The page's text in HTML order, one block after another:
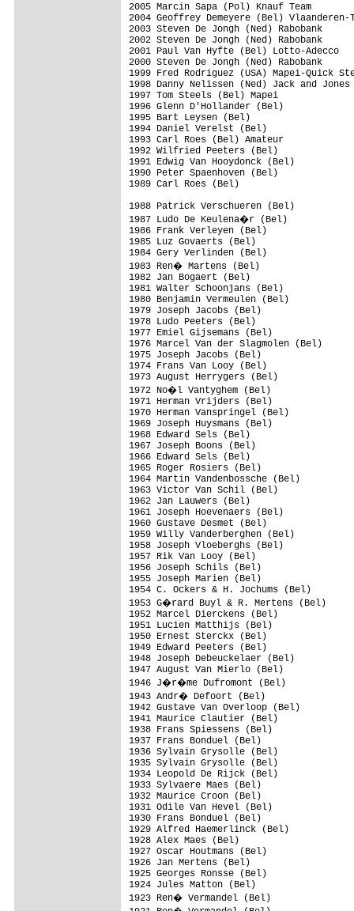
2005 Marcin Sapa (Pol) Knauf Team
2004 Geoffrey Demeyere (Bel)
2003 Steven De Jongh (Ned)
2002 Steven De Jongh (Ned)
2001 Paul Van Hyfte (Bel) Lotto-
2000 Steven De Jongh (Ned)
1999 Fred Rodriguez (USA) Mapei-
1998 Danny Nelissen (Ned) Jack and
1997 Tom Steels (Bel) Mapei
1996 Glenn D'Hollander (Bel)
1995 Bart Leysen (Bel)
1994 Daniel Verelst (Bel)
1993 Carl Roes (Bel) Amateur
1992 Wilfried Peeters (Bel)
1991 Edwig Van Hooydonck (Bel)
1990 Peter Spaenhoven (Bel)
1989 Carl Roes (Bel)
1988 Patrick Verschueren (Bel)
1987 Ludo De Keulena�r (Bel)
1986 Frank Verleyen (Bel)
1985 Luz Govaerts (Bel)
1984 Gery Verlinden (Bel)
1983 Ren� Martens (Bel)
1982 Jan Bogaert (Bel)
1981 Walter Schoonjans (Bel)
1980 Benjamin Vermeulen (Bel)
1979 Joseph Jacobs (Bel)
1978 Ludo Peeters (Bel)
1977 Emiel Gijsemans (Bel)
1976 Marcel Van der Slagmolen (Bel)
1975 Joseph Jacobs (Bel)
1974 Frans Van Looy (Bel)
1973 August Herrygers (Bel)
1972 No�l Vantyghem (Bel)
1971 Herman Vrijders (Bel)
1970 Herman Vanspringel (Bel)
1969 Joseph Huysmans (Bel)
1968 Edward Sels (Bel)
1967 Joseph Boons (Bel)
1966 Edward Sels (Bel)
1965 Roger Rosiers (Bel)
1964 Martin Vandenbossche (Bel)
1963 Victor Van Schil (Bel)
1962 Jan Lauwers (Bel)
1961 Joseph Hoevenaers (Bel)
1960 Gustave Desmet (Bel)
1959 Willy Vanderberghen (Bel)
1958 Joseph Vloeberghs (Bel)
1957 Rik Van Looy (Bel)
1956 Joseph Schils (Bel)
1955 Joseph Marien (Bel)
1954 C. Ockers & H. Jochums (Bel)
1953 G�rard Buyl & R. Mertens (Bel)
1952 Marcel Dierckens (Bel)
1951 Lucien Matthijs (Bel)
1950 Ernest Sterckx (Bel)
1949 Edward Peeters (Bel)
1948 Joseph Debeuckelaer (Bel)
1947 August Van Mierlo (Bel)
1946 J�r�me Dufromont (Bel)
1943 Andr� Defoort (Bel)
1942 Gustave Van Overloop (Bel)
1941 Maurice Clautier (Bel)
1938 Frans Spiessens (Bel)
1937 Frans Bonduel (Bel)
1936 Sylvain Grysolle (Bel)
1935 Sylvain Grysolle (Bel)
1934 Leopold De Rijck (Bel)
1933 Sylvaere Maes (Bel)
1932 Maurice Croon (Bel)
1931 Odile Van Hevel (Bel)
1930 Frans Bonduel (Bel)
1929 Alfred Haemerlinck (Bel)
1928 Alex Maes (Bel)
1927 Oscar Houtmans (Bel)
1926 Jan Mertens (Bel)
1925 Georges Ronsse (Bel)
1924 Jules Matton (Bel)
1923 Ren� Vermandel (Bel)